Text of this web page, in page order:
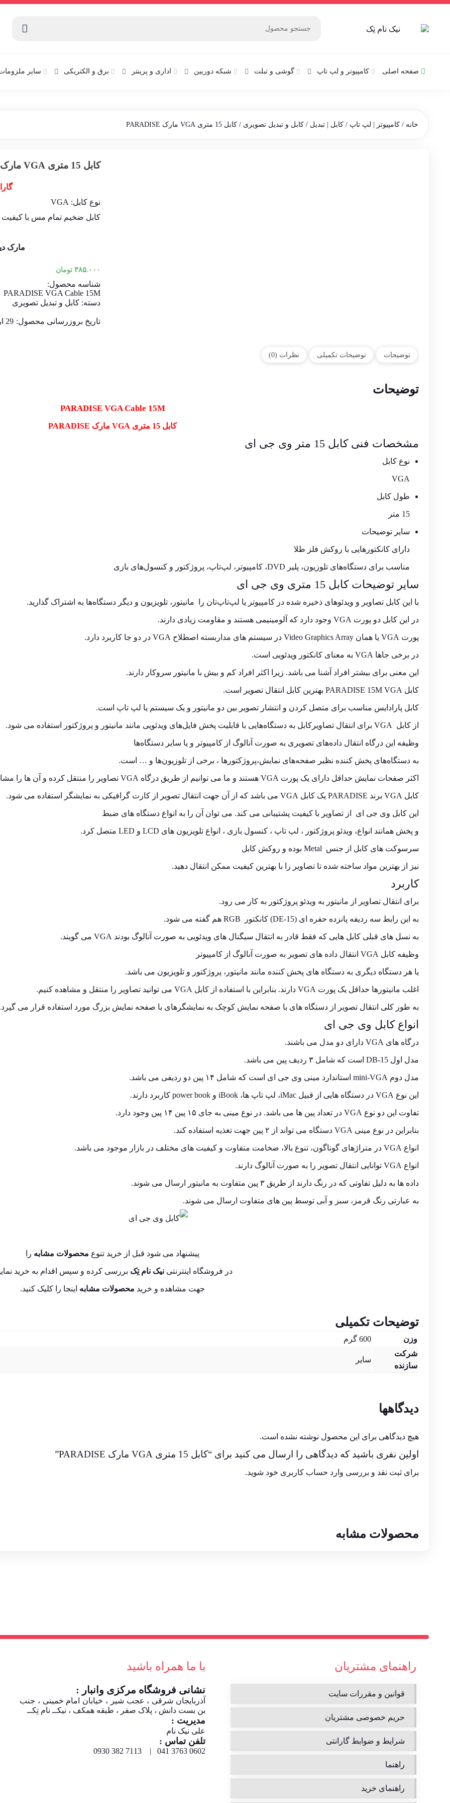
صفحه اصلی کامپیوتر و‌‌‌‌‌ لپ تاپ گوشی و تبلت شبکه دوربین اداری و پرینتر برق و الکتریکی سایر
خانه / کامپیوتر | لپ تاپ / کابل | تبدیل / کابل و تبدیل تصویری / کابل 15 متری VGA مارک PARADISE
کابل 15 متری VGA مارک PARADISE
نوع کابل: VGA
کابل ضخیم تمام مس با کیفیت
مارک
۳۸۵.۰۰۰ تومان
شناسه محصول:
PARADISE VGA Cable 15M
دسته:کابل و تبدیل تصویری
تاریخ بروزرسانی محصول: 29 اردیبهشت 1403
توضیحات توضیحات تکمیلی نظرات (0)
توضیحات
PARADISE VGA Cable 15M
کابل 15 متری VGA مارک PARADISE
مشخصات فنی کابل 15 متر وی جی ای
نوع کابل
VGA
طول کابل
15 متر
سایر توضیحات
دارای کانکتورهایی با روکش فلز طلا
مناسب برای دستگاه‌های تلوزیون، پلیر DVD، کامپیوتر، لپ‌‍‌تاپ، پروژکتور و کنسول‌های بازی
سایر توضیحات کابل 15 متری وی جی ای
با این کابل تصاویر و ویدئوهای ذخیره شده در کامپیوتر یا لپ‌تاپ‌تان را مانیتور، تلویزیون و دیگر دستگاه‌ها به اشتراک گذارید.
در این کابل دو پورت VGA وجود دارد که آلومینیمی هستند و مقاومت زیادی دارند.
پورت VGA یا همان Video Graphics Array در سیستم های مداربسته اصطلاح VGA در دو جا کاربرد دارد.
در برخی جاها VGA به معنای کانکتور ویدئویی است.
این معنی برای بیشتر افراد آشنا می باشد. زیرا اکثر افراد کم و بیش با مانیتور سروکار دارند.
کابل PARADISE 15M VGA بهترین کابل انتقال تصویر است.
کابل پارادایس مناسب برای متصل کردن و انتشار تصویر بین دو مانیتور و یک سیستم یا لپ تاپ است.
از کابل VGA برای انتقال تصاویرکابل به دستگاه‌هایی با قابلیت پخش فایل‌های ویدئویی مانند مانیتور و پروژکتور استفاده می شود.
وظیفه این درگاه انتقال داده‌های تصویری به صورت آنالوگ از کامپیوتر و یا سایر دستگاه‌ها
به دستگاه‌های پخش کننده نظیر صفحه‌های نمایش،پروژکتورها ، برخی از تلوزیون‌ها و … است.
اکثر صفحات نمایش حداقل دارای یک پورت VGA هستند و ما می توانیم از طریق درگاه VGA تصاویر را منتقل کرده و آن ها را مشاهده کنیم
کابل VGA برند PARADISE یک کابل VGA می باشد که از آن جهت انتقال تصویر از کارت گرافیکی به نمایشگر استفاده می شود.
این کابل وی جی ای از تصاویر با کیفیت پشتیبانی می کند. می توان آن را به انواع دستگاه های ضبط
و پخش همانند انواع، ویدئو پروژکتور ، لپ تاپ ، کنسول بازی ، انواع تلویزیون های LCD و LED متصل کرد.
سرسوکت های کابل از جنس Metal بوده و روکش کابل
نیز از بهترین مواد ساخته شده تا تصاویر را با بهترین کیفیت ممکن انتقال دهید.
کاربرد
برای انتقال تصاویر از مانیتور به ویدئو پروژکتور به کار می رود.
به این رابط سه ردیفه پانزده حفره ای (DE-15) کانکتور RGB هم گفته می شود.
به نسل های قبلی کابل هایی که فقط قادر به انتقال سیگنال های ویدئویی به صورت آنالوگ بودند VGA می گویند.
وظیفه کابل VGA انتقال داده های تصویر به صورت آنالوگ از کامپیوتر
یا هر دستگاه دیگری به دستگاه های پخش کننده مانند مانیتور، پروژکتور و تلویزیون می باشد.
اغلب مانیتورها حداقل یک پورت VGA دارند. بنابراین با استفاده از کابل VGA می توانید تصاویر را منتقل و مشاهده کنیم.
به طور کلی انتقال تصویر از دستگاه های با صفحه نمایش کوچک به نمایشگرهای با صفحه نمایش بزرگ مورد استفاده قرار می
انواع کابل وی جی ای
درگاه های VGA دارای دو مدل می باشند.
مدل اول DB-15 است که شامل ۳ ردیف پین می باشد.
مدل دوم mini-VGA استاندارد مینی وی جی ای است که شامل ۱۴ پین دو ردیفی می باشد.
این نوع VGA در دستگاه هایی از قبیل iMac، لپ تاپ ها، iBook و power book کاربرد دارند.
تفاوت این دو نوع VGA در تعداد پین ها می باشد. در نوع مینی به جای ۱۵ پین ۱۴ پین وجود دارد.
بنابراین در نوع مینی VGA دستگاه می تواند از ۲ پین جهت تغذیه استفاده کند.
انواع VGA در متراژهای گوناگون، تنوع بالا، ضخامت متفاوت و کیفیت های مختلف در بازار موجود می باشد.
انواع VGA توانایی انتقال تصویر را به صورت آنالوگ دارند.
داده ها به دلیل تفاوتی که در رنگ دارند از طریق ۳ پین متفاوت به مانیتور ارسال می شوند.
به عبارتی رنگ قرمز، سبز و آبی توسط پین های متفاوت ارسال می شوند.
پیشنهاد می شود قبل از خرید تنوع محصولات مشابه را
در فروشگاه اینترنتی نیک نام تِک بررسی کرده و سپس اقدام به خرید
جهت مشاهده و خرید محصولات مشابه اینجا را کلیک کنید.
توضیحات تکمیلی
وزن
600 گرم
شرکت
سازنده
سایر
دیدگاهها
هیچ دیدگاهی برای این محصول نوشته نشده است.
اولین نفری باشید که دیدگاهی را ارسال می کنید برای “کابل 15 متری VGA مارک PARADISE”
برای ثبت نقد و بررسی وارد حساب کاربری خود شوید.
محصولات مشابه
راهنمای مشتریان
قوانین و مقررات سایت
حریم خصوصی مشتریان
شرایط و ضوابط گارانتی
راهنما
راهنمای خرید
با ما همراه باشید
نشانی فروشگاه مرکزی وانبار :
آذربایجان شرقی ، عجب شیر ، خیابان امام خمینی ، جنب
بن بست دانش ، پلاک صفر ، طبقه همکف ، نیکــ نام تِکــ
مدیریت :
علی نیک نام
تلفن تماس :
0602 3763 041 | 7113 382 0930